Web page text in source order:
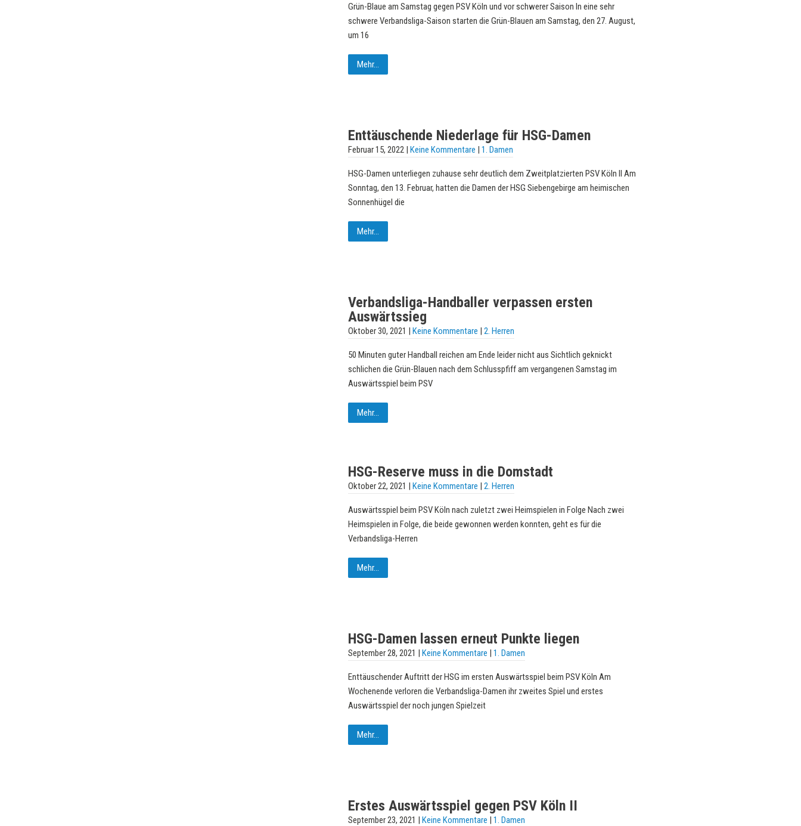
Grün-Blaue am Samstag gegen PSV Köln und vor schwerer Saison In eine sehr
schwere Verbandsliga-Saison starten die Grün-Blauen am Samstag, den 27. August,
um 16
Mehr...
Enttäuschende Niederlage für HSG-Damen
Februar 15, 2022| Keine Kommentare | 1. Damen
HSG-Damen unterliegen zuhause sehr deutlich dem Zweitplatzierten PSV Köln II Am
Sonntag, den 13. Februar, hatten die Damen der HSG Siebengebirge am heimischen
Sonnenhügel die
Mehr...
Verbandsliga-Handballer verpassen ersten
Auswärtssieg
Oktober 30, 2021 | Keine Kommentare | 2. Herren
50 Minuten guter Handball reichen am Ende leider nicht aus Sichtlich geknickt
schlichen die Grün-Blauen nach dem Schlusspfiff am vergangenen Samstag im
Auswärtsspiel beim PSV
Mehr...
HSG-Reserve muss in die Domstadt
Oktober 22, 2021 | Keine Kommentare | 2. Herren
Auswärtsspiel beim PSV Köln nach zuletzt zwei Heimspielen in Folge Nach zwei
Heimspielen in Folge, die beide gewonnen werden konnten, geht es für die
Verbandsliga-Herren
Mehr...
HSG-Damen lassen erneut Punkte liegen
September 28, 2021 | Keine Kommentare | 1. Damen
Enttäuschender Auftritt der HSG im ersten Auswärtsspiel beim PSV Köln Am
Wochenende verloren die Verbandsliga-Damen ihr zweites Spiel und erstes
Auswärtsspiel der noch jungen Spielzeit
Mehr...
Erstes Auswärtsspiel gegen PSV Köln II
September 23, 2021 | Keine Kommentare | 1. Damen